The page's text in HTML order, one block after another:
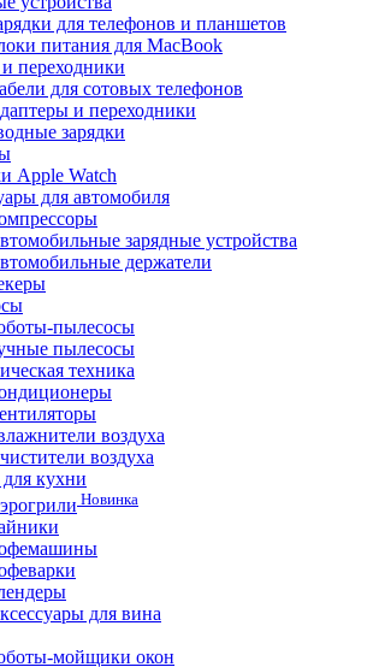
для телефонов и планшетов
питания для MacBook
переходники
для сотовых телефонов
и переходники
зарядки
Apple Watch
для автомобиля
зарядные устройства
держатели
пылесосы
пылесосы
техника
воздуха
воздуха
кухни
Новинка
для вина
мойщики окон